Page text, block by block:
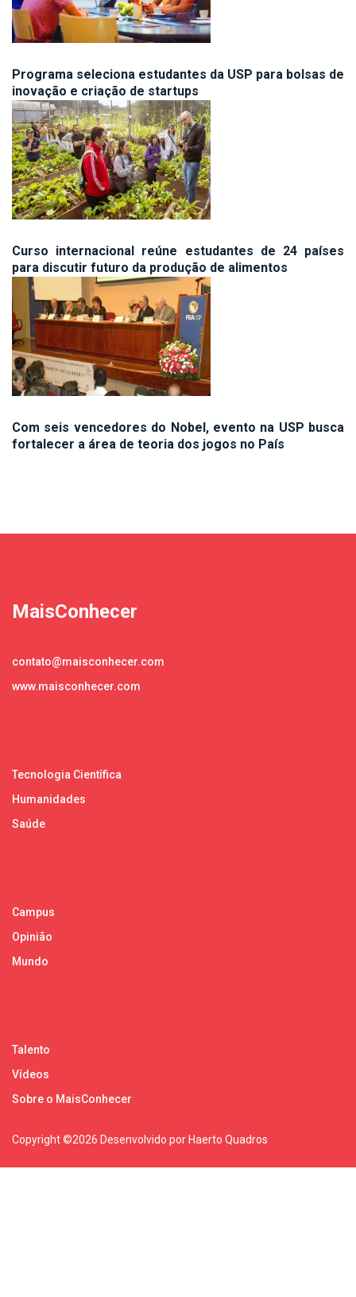
Programa seleciona estudantes da USP para bolsas de
inovação e criação de startups
Curso internacional reúne estudantes de 24 países
para discutir futuro da produção de alimentos
Com seis vencedores do Nobel, evento na USP busca
fortalecer a área de teoria dos jogos no País
MaisConhecer
contato@maisconhecer.com
www.maisconhecer.com
Tecnologia Científica
Humanidades
Saúde
Campus
Opinião
Mundo
Talento
Vídeos
Sobre o MaisConhecer
Copyright ©2026 Desenvolvido por Haerto Quadros